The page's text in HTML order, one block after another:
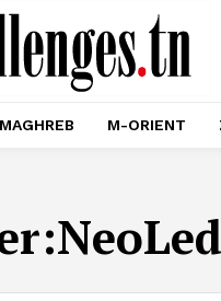
MAGHREB M-ORIENT